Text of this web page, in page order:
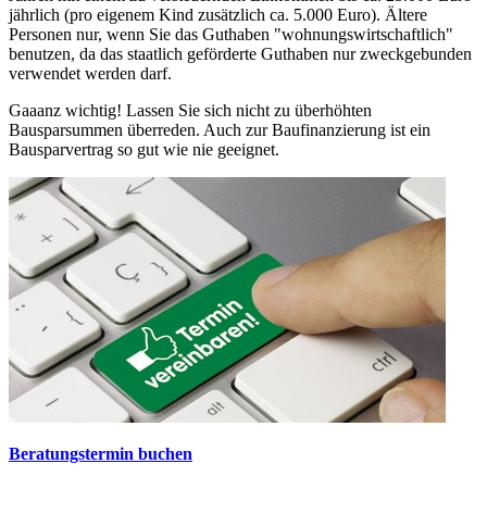
jährlich (pro eigenem Kind zusätzlich ca. 5.000 Euro). Ältere
Personen nur, wenn Sie das Guthaben "wohnungswirtschaftlich"
benutzen, da das staatlich geförderte Guthaben nur zweckgebunden
verwendet werden darf.
Gaaanz wichtig! Lassen Sie sich nicht zu überhöhten
Bausparsummen überreden. Auch zur Baufinanzierung ist ein
Bausparvertrag so gut wie nie geeignet.
Beratungstermin buchen